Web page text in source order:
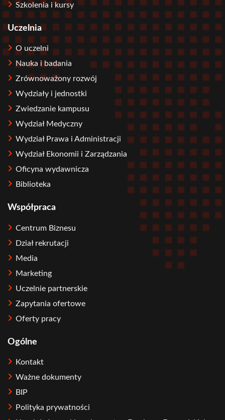
Szkolenia i kursy
Uczelnia
O uczelni
Nauka i badania
Zrównoważony rozwój
Wydziały i jednostki
Zwiedzanie kampusu
Wydział Medyczny
Wydział Prawa i Administracji
Wydział Ekonomii i Zarządzania
Oficyna wydawnicza
Biblioteka
Współpraca
Centrum Biznesu
Dział rekrutacji
Media
Marketing
Uczelnie partnerskie
Zapytania ofertowe
Oferty pracy
Ogólne
Kontakt
Ważne dokumenty
BIP
Polityka prywatności